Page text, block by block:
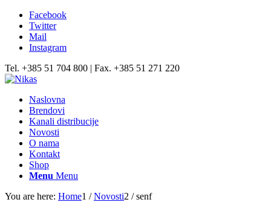
Facebook
Twitter
Mail
Instagram
Tel. +385 51 704 800 | Fax. +385 51 271 220
Naslovna
Brendovi
Kanali distribucije
Novosti
O nama
Kontakt
Shop
Menu Menu
You are here: Home1 / Novosti2 / senf